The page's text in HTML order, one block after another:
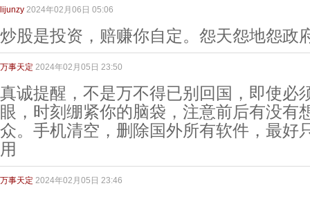
lijunzy 2024年02月06日 05:06
炒股是投资，赔赚你自定。怨天怨地怨政
万事天定 2024年02月05日 23:50
真诚提醒，不是万不得已别回国，即使必
眼，时刻绷紧你的脑袋，注意前后有没有
众。手机清空，删除国外所有软件，最好
用
万事天定 2024年02月05日 23:46